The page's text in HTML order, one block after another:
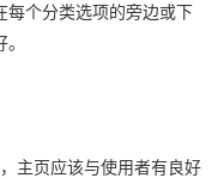
每个分类选项的旁边或下
主页应该与使用者有良好